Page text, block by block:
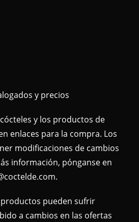
y precios
y los productos de
enlaces para la compra. Los
modificaciones de cambios
información, pónganse en
pueden sufrir
a cambios en las ofertas